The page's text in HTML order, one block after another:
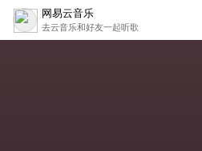
网易云音乐
去云音乐和好友一起听歌